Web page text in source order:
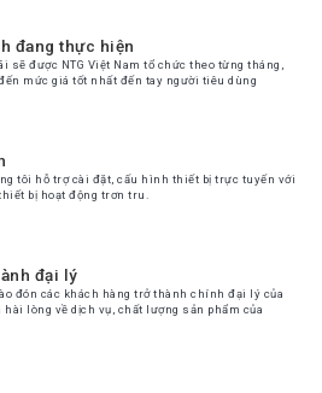
đang thực hiện
sẽ được NTG Việt Nam tổ chức theo từng tháng,
mức giá tốt nhất đến tay người tiêu dùng
tôi hỗ trợ cài đặt, cấu hình thiết bị trực tuyến với
bị hoạt động trơn tru.
đại lý
đón các khách hàng trở thành chính đại lý của
lòng về dịch vụ, chất lượng sản phẩm của